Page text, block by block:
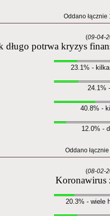
Oddano łącznie
(09-04-
długo potrwa kryzys
23.1% -
24.1%
40.8% -
12.0% -
Oddano
(08-02-
Koronawirus
20.3% - wiele